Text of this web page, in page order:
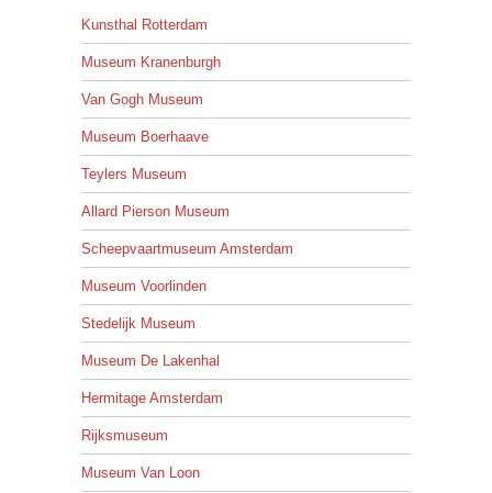
Kunsthal Rotterdam
Museum Kranenburgh
Van Gogh Museum
Museum Boerhaave
Teylers Museum
Allard Pierson Museum
Scheepvaartmuseum Amsterdam
Museum Voorlinden
Stedelijk Museum
Museum De Lakenhal
Hermitage Amsterdam
Rijksmuseum
Museum Van Loon